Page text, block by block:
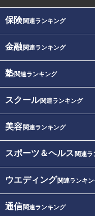
保険関連ランキング
金融関連ランキング
塾関連ランキング
スクール関連ランキング
美容関連ランキング
スポーツ＆ヘルス 関連ラ
ウエディング関連ランキ
通信関連ランキング